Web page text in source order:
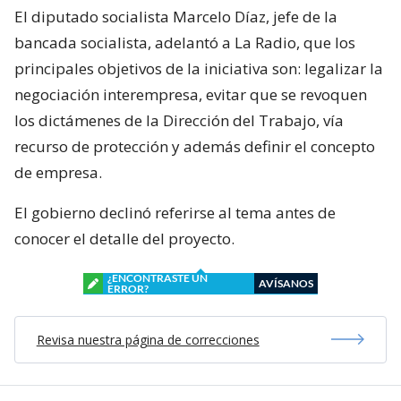
El diputado socialista Marcelo Díaz, jefe de la
bancada socialista, adelantó a La Radio, que los
principales objetivos de la iniciativa son: legalizar la
negociación interempresa, evitar que se revoquen
los dictámenes de la Dirección del Trabajo, vía
recurso de protección y además definir el concepto
de empresa.
El gobierno declinó referirse al tema antes de
conocer el detalle del proyecto.
¿ENCONTRASTE UN
ERROR?
AVÍSANOS
Revisa nuestra página de correcciones